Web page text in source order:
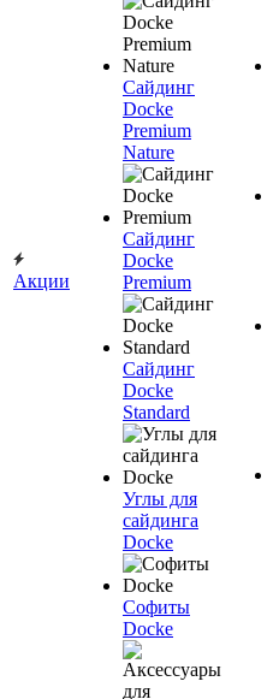
Акции
Сайдинг
Docke
Premium
Nature
Сайдинг
Docke
Premium
Сайдинг
Docke
Standard
Углы для
сайдинга
Docke
Софиты
Docke